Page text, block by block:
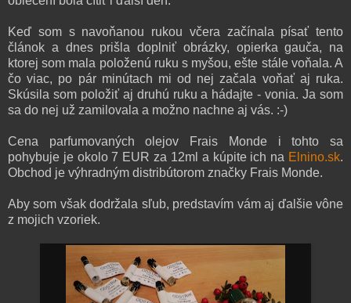
Keď som s navoňanou rukou včera začínala písať tento
článok a dnes prišla doplniť obrázky, opierka gauča, na
ktorej som mala položenú ruku s myšou, ešte stále voňala. A
čo viac, po pár minútach mi od nej začala voňať aj ruka.
Skúsila som položiť aj druhú ruku a hádajte - vonia. Ja som
sa do nej už zamilovala a možno nachne aj vás. :-)
Cena parfumovaných olejov Frais Monde i tohto sa
pohybuje je okolo 7 EUR za 12ml a kúpite ich na Elnino.sk.
Obchod je výhradným distribútorom značky Frais Monde.
Aby som však dodržala sľub, predstavím vám aj ďalšie vône
z mojich vzoriek.